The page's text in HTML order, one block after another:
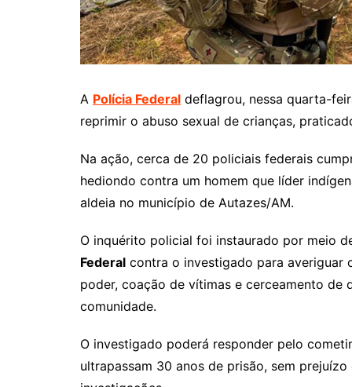
A Polícia Federal deflagrou, nessa quarta-
reprimir o abuso sexual de crianças,
Na ação, cerca de 20 policiais federais
hediondo contra um homem que líder
aldeia no município de Autazes/AM.
O inquérito policial foi instaurado por meio
Federal contra o investigado para averiguar
poder, coação de vítimas e cerceamento de
comunidade.
O investigado poderá responder pelo
ultrapassam 30 anos de prisão, sem